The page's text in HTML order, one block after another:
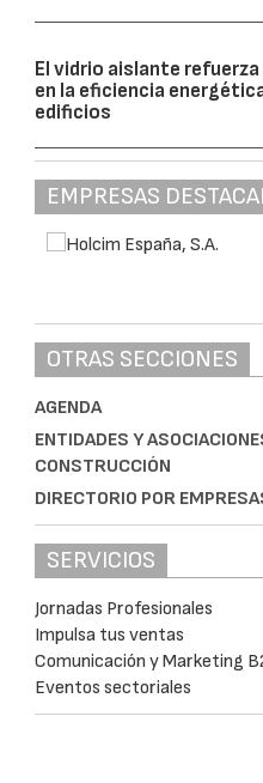
El vidrio aislante refuerza
en la eficiencia
edificios
EMPRESAS
OTRAS SECCIONES
AGENDA
ENTIDADES Y
CONSTRUCCIÓN
DIRECTORIO POR
SERVICIOS
Jornadas Profesionales
Impulsa tus ventas
Comunicación y Marketing
Eventos sectoriales